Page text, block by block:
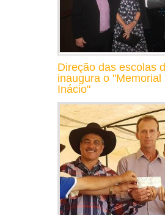
Direção das escolas
inaugura o "Memorial
Inácio"